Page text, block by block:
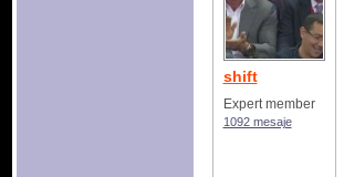
shift
Expert member
1092 mesaje